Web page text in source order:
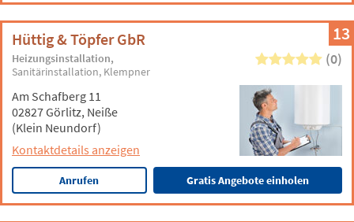
13
Hüttig & Töpfer GbR
Heizungsinstallation
Sanitärinstallation Klempner
(0)
Am Schafberg 11
02827 Görlitz, Neiße
(Klein Neundorf)
Kontaktdetails anzeigen
Anrufen Gratis Angebote einholen